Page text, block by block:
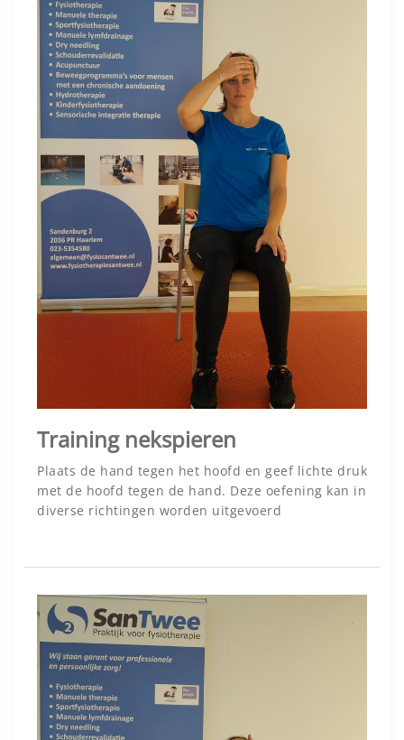
Training nekspieren
Plaats de hand tegen het hoofd en geef lichte druk
met de hoofd tegen de hand. Deze oefening kan in
diverse richtingen worden uitgevoerd